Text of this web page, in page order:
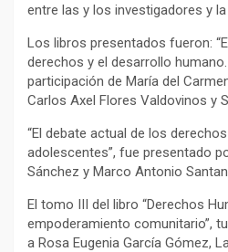
entre las y los investigadores y
Los libros presentados fueron:
derechos y el desarrollo
participación de María del
Carlos Axel Flores Valdovinos y
“El debate actual de los
adolescentes”, fue presentado
Sánchez y Marco Antonio
El tomo III del libro “Derechos
empoderamiento comunitario”,
a Rosa Eugenia García Gómez,